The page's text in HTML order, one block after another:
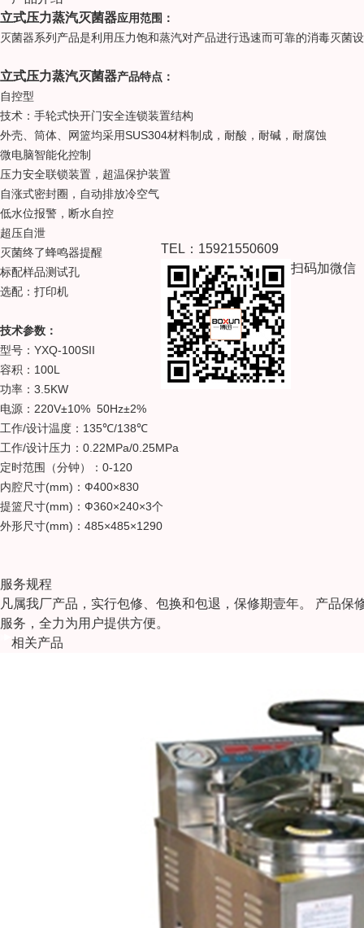
立式压力蒸汽灭菌器应用范围：
灭菌器系列产品是利用压力饱和蒸汽对产品进行迅速而可靠的消毒灭
立式压力蒸汽灭菌器产品特点：
自控型
技术：手轮式快开门安全连锁装置结构
外壳、筒体、网篮均采用SUS304材料制成，耐酸，耐碱，耐腐蚀
微电脑智能化控制
压力安全联锁装置，超温保护装置
自涨式密封圈，自动排放冷空气
低水位报警，断水自控
超压自泄
灭菌终了蜂鸣器提醒
标配样品测试孔
选配：打印机
技术参数：
型号： YXQ-100SII
容积： 100L
功率： 3.5KW
电源： 220V±10% 50Hz±2%
工作/设计温度： 135℃/138℃
工作/设计压力： 0.22MPa/0.25MPa
定时范围（分钟）： 0-120
内腔尺寸(mm) ： Ф400×830
提篮尺寸(mm) ： Ф360×240×3个
外形尺寸(mm) ： 485×485×1290
服务规程
凡属我厂产品，实行包修、包换和包退，保修期壹年。 产品
服务，全力为用户提供方便。
相关产品
TEL：15921550609
扫码加微信